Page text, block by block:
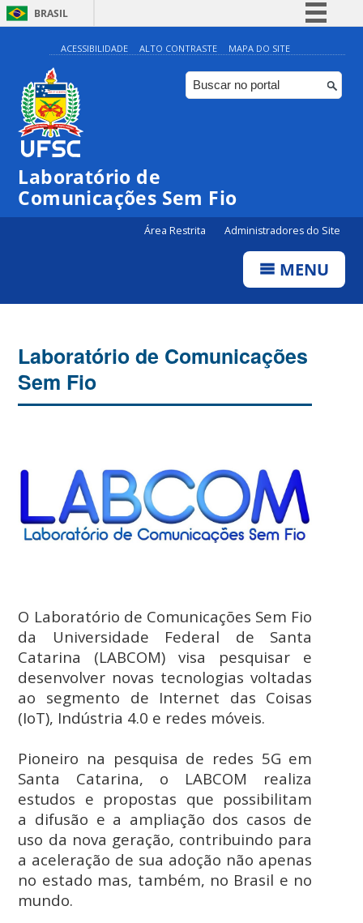
BRASIL
Simplifique!
Comunica BR
Participe
ACESSIBILIDADE ALTO CONTRASTE MAPA DO SITE
Laboratório de
Comunicações Sem Fio
Área Restrita Administradores do Site
MENU
Laboratório de Comunicações
Sem Fio
O Laboratório de Comunicações Sem Fio
da Universidade Federal de Santa
Catarina (LABCOM) visa pesquisar e
desenvolver novas tecnologias voltadas
ao segmento de Internet das Coisas
(IoT), Indústria 4.0 e redes móveis.
Pioneiro na pesquisa de redes 5G em
Santa Catarina, o LABCOM realiza
estudos e propostas que possibilitam
a difusão e a ampliação dos casos de
uso da nova geração, contribuindo para
a aceleração de sua adoção não apenas
no estado mas, também, no Brasil e no
mundo.